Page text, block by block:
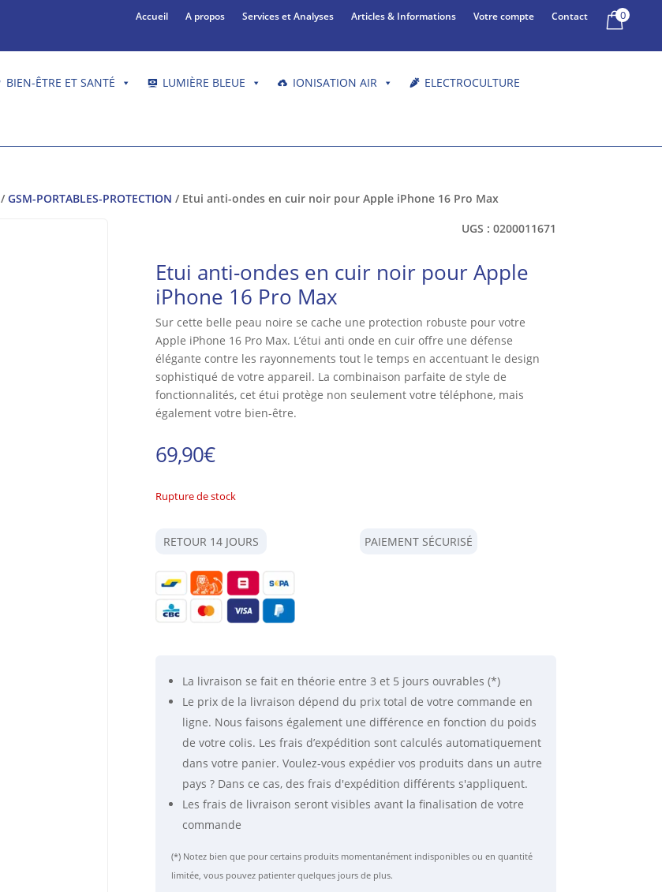
Accueil A propos Services et Analyses Articles & Informations Votre compte Contact 0
BIEN-ÊTRE ET SANTÉ LUMIÈRE BLEUE IONISATION AIR ELECTROCULTURE
/GSM-PORTABLES-PROTECTION / Etui anti-ondes en cuir noir pour Apple iPhone 16 Pro Max
UGS : 0200011671
Etui anti-ondes en cuir noir pour Apple
iPhone 16 Pro Max
Sur cette belle peau noire se cache une protection robuste pour votre
Apple iPhone 16 Pro Max. L’étui anti onde en cuir offre une défense
élégante contre les rayonnements tout le temps en accentuant le design
sophistiqué de votre appareil. La combinaison parfaite de style de
fonctionnalités, cet étui protège non seulement votre téléphone, mais
également votre bien-être.
69,90€
Rupture de stock
RETOUR 14 JOURS PAIEMENT SÉCURISÉ
La livraison se fait en théorie entre 3 et 5 jours ouvrables (*)
Le prix de la livraison dépend du prix total de votre commande en
ligne. Nous faisons également une différence en fonction du poids
de votre colis. Les frais d’expédition sont calculés automatiquement
dans votre panier. Voulez-vous expédier vos produits dans un autre
pays ? Dans ce cas, des frais d'expédition différents s'appliquent.
Les frais de livraison seront visibles avant la finalisation de votre
commande
(*) Notez bien que pour certains produits momentanément indisponibles ou en quantité
limitée, vous pouvez patienter quelques jours de plus.